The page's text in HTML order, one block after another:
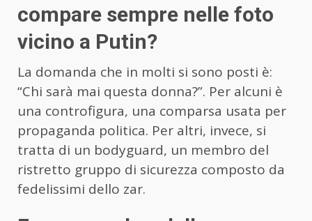
compare sempre nelle foto
vicino a Putin?
La domanda che in molti si sono posti è:
“Chi sarà mai questa donna?”. Per alcuni è
una controfigura, una comparsa usata per
propaganda politica. Per altri, invece, si
tratta di un bodyguard, un membro del
ristretto gruppo di sicurezza composto da
fedelissimi dello zar.